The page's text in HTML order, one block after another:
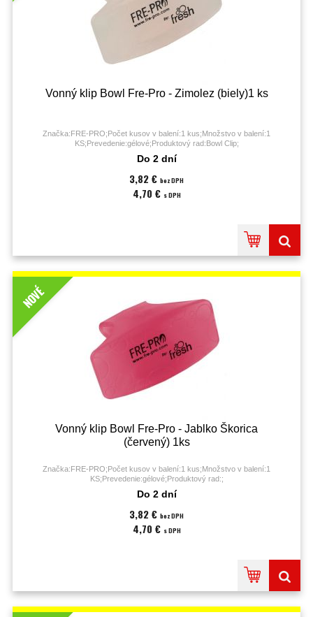
Vonný klip Bowl Fre-Pro - Zimolez (biely)1 ks
Značka:FRE-PRO;Počet kusov v balení:1 kus;Množstvo v balení:1
KS;Prevedenie:gélové;Produktový rad:Bowl Clip;
Do 2 dní
3,82 € bez DPH
4,70 € s DPH
NOVÉ
Vonný klip Bowl Fre-Pro - Jablko Škorica
(červený) 1ks
Značka:FRE-PRO;Počet kusov v balení:1 kus;Množstvo v balení:1
KS;Prevedenie:gélové;Produktový rad:;
Do 2 dní
3,82 € bez DPH
4,70 € s DPH